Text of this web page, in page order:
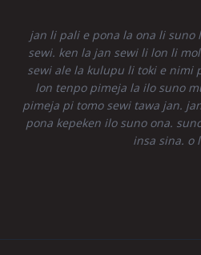
jan li pali e pona la ona li suno
sewi. ken la jan sewi li lon li
sewi ale la kulupu li toki e nimi
lon tenpo pimeja la ilo suno
pimeja pi tomo sewi tawa jan.
pona kepeken ilo suno ona.
insa sina. o